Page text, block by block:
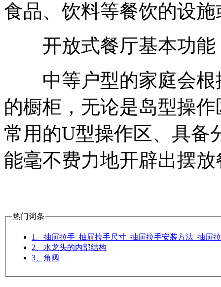
食品、饮料等餐饮的设
开放式餐厅基本功能
中等户型的家庭会根
的橱柜，无论是岛型操
常用的U型操作区、具备
能毫不费力地开辟出摆
热门词条
1、抽屉拉手_抽屉拉手尺寸_抽屉拉手安装方法_抽屉
2、水龙头的内部结构
3、角阀